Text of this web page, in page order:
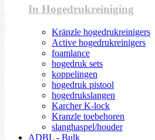
In Hogedrukreiniging
Kränzle hogedrukreinigers
Active hogedrukreinigers
foamlance
hogedruk sets
koppelingen
hogedruk pistool
hogedrukslangen
Karcher K-lock
Kranzle toebehoren
slanghaspel/houder
ADBL - Bulk